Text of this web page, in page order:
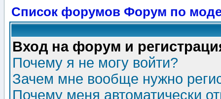
Список форумов Форум по
Вход на форум и
Почему я не могу войти?
Зачем мне вообще нужно
Почему меня автоматически